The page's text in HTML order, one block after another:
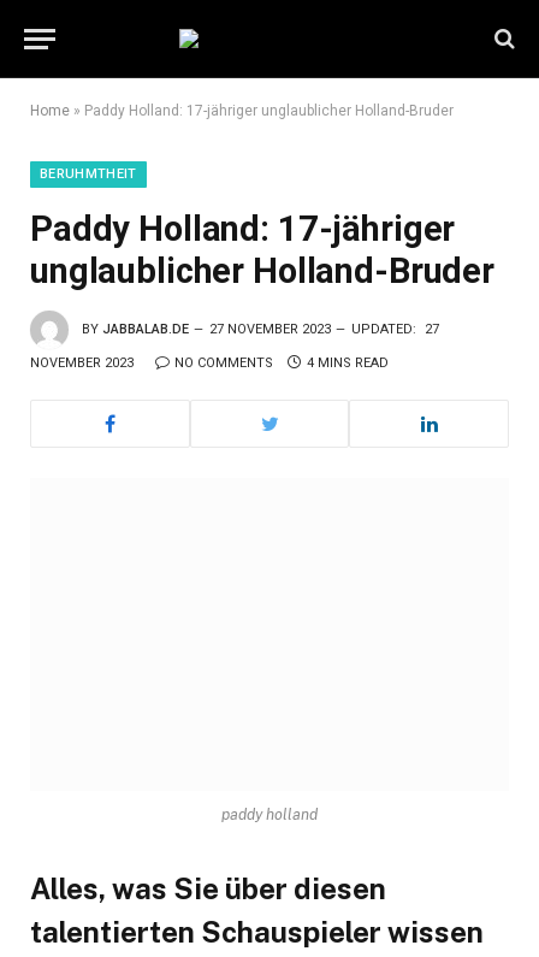
Home » Paddy Holland: 17-jähriger unglaublicher Holland-Bruder
BERUHMTHEIT
Paddy Holland: 17-jähriger
unglaublicher Holland-Bruder
BY JABBALAB.DE 27 NOVEMBER 2023 UPDATED: 27
NOVEMBER 2023 NO COMMENTS 4 MINS READ
paddy holland
Alles, was Sie über diesen
talentierten Schauspieler wissen